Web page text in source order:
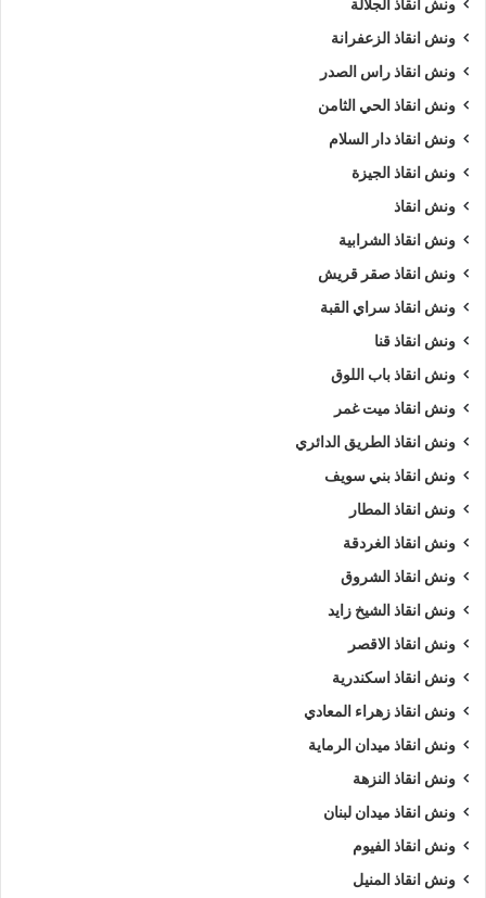
ونش انقاذ الجلالة
ونش انقاذ الزعفرانة
ونش انقاذ راس الصدر
ونش انقاذ الحي الثامن
ونش انقاذ دار السلام
ونش انقاذ الجيزة
ونش انقاذ
ونش انقاذ الشرابية
ونش انقاذ صقر قريش
ونش انقاذ سراي القبة
ونش انقاذ قنا
ونش انقاذ باب اللوق
ونش انقاذ ميت غمر
ونش انقاذ الطريق الدائري
ونش انقاذ بني سويف
ونش انقاذ المطار
ونش انقاذ الغردقة
ونش انقاذ الشروق
ونش انقاذ الشيخ زايد
ونش انقاذ الاقصر
ونش انقاذ اسكندرية
ونش انقاذ زهراء المعادي
ونش انقاذ ميدان الرماية
ونش انقاذ النزهة
ونش انقاذ ميدان لبنان
ونش انقاذ الفيوم
ونش انقاذ المنيل